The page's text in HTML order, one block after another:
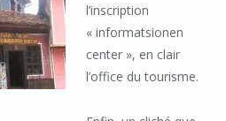
l’inscription
« informatsionen
center », en clair
l’office du tourisme.